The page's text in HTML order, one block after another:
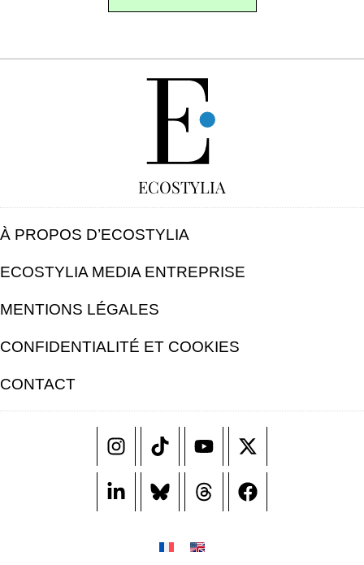
ECOSTYLIA
À PROPOS D’ECOSTYLIA
ECOSTYLIA MEDIA ENTREPRISE
MENTIONS LÉGALES
CONFIDENTIALITÉ ET COOKIES
CONTACT